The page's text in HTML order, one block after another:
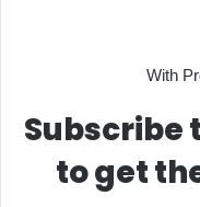
With
Subscribe
to get